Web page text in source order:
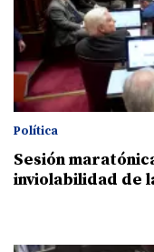
Política
Sesión
inviolabilidad de